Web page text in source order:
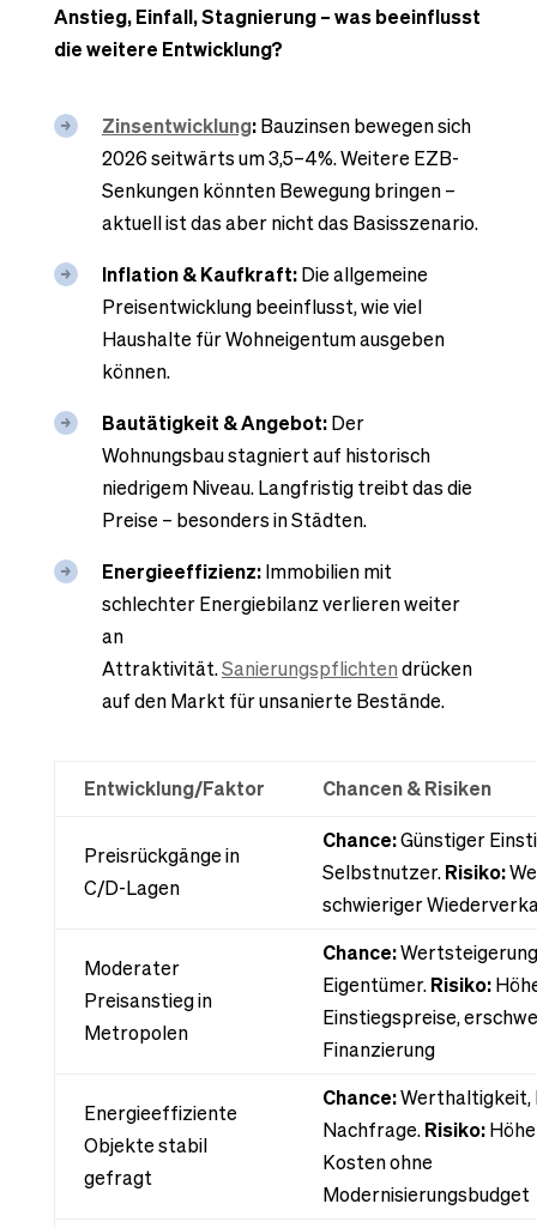
Anstieg, Einfall, Stagnierung – was beeinflusst
die weitere Entwicklung?
Zinsentwicklung:Bauzinsen bewegen sich
2026 seitwärts um 3,5–4%. Weitere EZB-
Senkungen könnten Bewegung bringen –
aktuell ist das aber nicht das Basisszenario.
Inflation & Kaufkraft:Die allgemeine
Preisentwicklung beeinflusst, wie viel
Haushalte für Wohneigentum ausgeben
können.
Bautätigkeit & Angebot:Der
Wohnungsbau stagniert auf historisch
niedrigem Niveau. Langfristig treibt das die
Preise – besonders in Städten.
Energieeffizienz:Immobilien mit
schlechter Energiebilanz verlieren weiter
an
Attraktivität.Sanierungspflichtendrücken
auf den Markt für unsanierte Bestände.
Entwicklung/Faktor Chancen & Risiken
Preisrückgänge in
C/D-Lagen
Chance:Günstiger
Selbstnutzer.Risiko:
schwieriger
Moderater
Preisanstieg in
Metropolen
Chance:
Eigentümer.Risiko:
Einstiegspreise,
Finanzierung
Energieeffiziente
Objekte stabil
gefragt
Chance:Werthaltigkeit,
Nachfrage.Risiko:
Kosten ohne
Modernisierungsbudget